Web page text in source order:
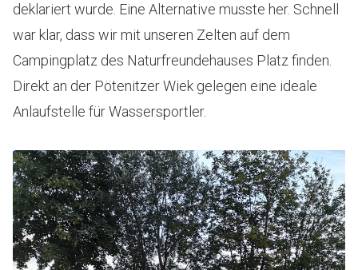
deklariert wurde. Eine Alternative musste her. Schnell
war klar, dass wir mit unseren Zelten auf dem
Campingplatz des Naturfreundehauses Platz finden.
Direkt an der Pötenitzer Wiek gelegen eine ideale
Anlaufstelle für Wassersportler.